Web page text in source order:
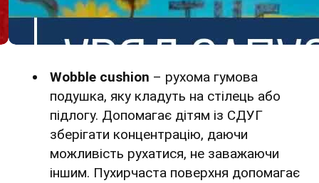
Wobble cushion – рухома гумова
подушка, яку кладуть на стілець або
підлогу. Допомагає дітям із СДУГ
зберігати концентрацію, даючи
можливість рухатися, не заважаючи
іншим. Пухирчаста поверхня допомагає